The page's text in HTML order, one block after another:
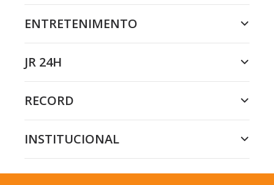
ENTRETENIMENTO
JR 24H
RECORD
INSTITUCIONAL